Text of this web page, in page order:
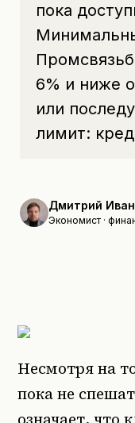
пока
6% и ниже
или
лимит:
Дмитрий
Экономист ·
Несмотря на
пока не